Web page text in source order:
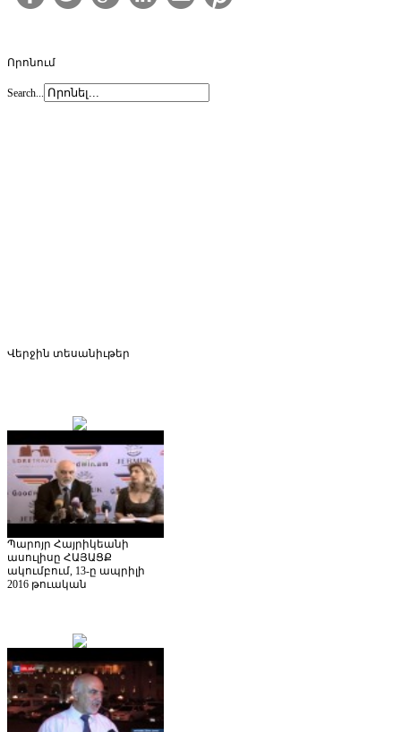
Որոնում
Search...
Վերջին տեսանիւթեր
Պարոյր Հայրիկեանի
ասուլիսը ՀԱՅԱՑՔ
ակումբում, 13-ը ապրիլի
2016 թուական